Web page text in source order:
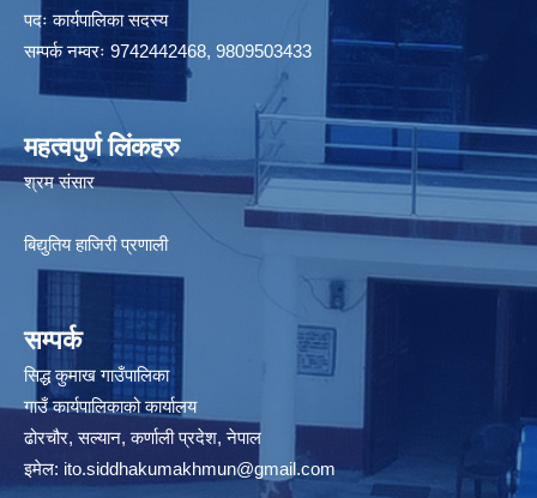
पदः कार्यपालिका सदस्य
सम्पर्क नम्वरः 9742442468, 9809503433
महत्वपुर्ण लिंकहरु
श्रम संसार
बिद्युतिय हाजिरी प्रणाली
सम्पर्क
सिद्ध कुमाख गाउँपालिका
गाउँ कार्यपालिकाको कार्यालय
ढोरचौर, सल्यान, कर्णाली प्रदेश, नेपाल
इमेल: ito.siddhakumakhmun@gmail.com